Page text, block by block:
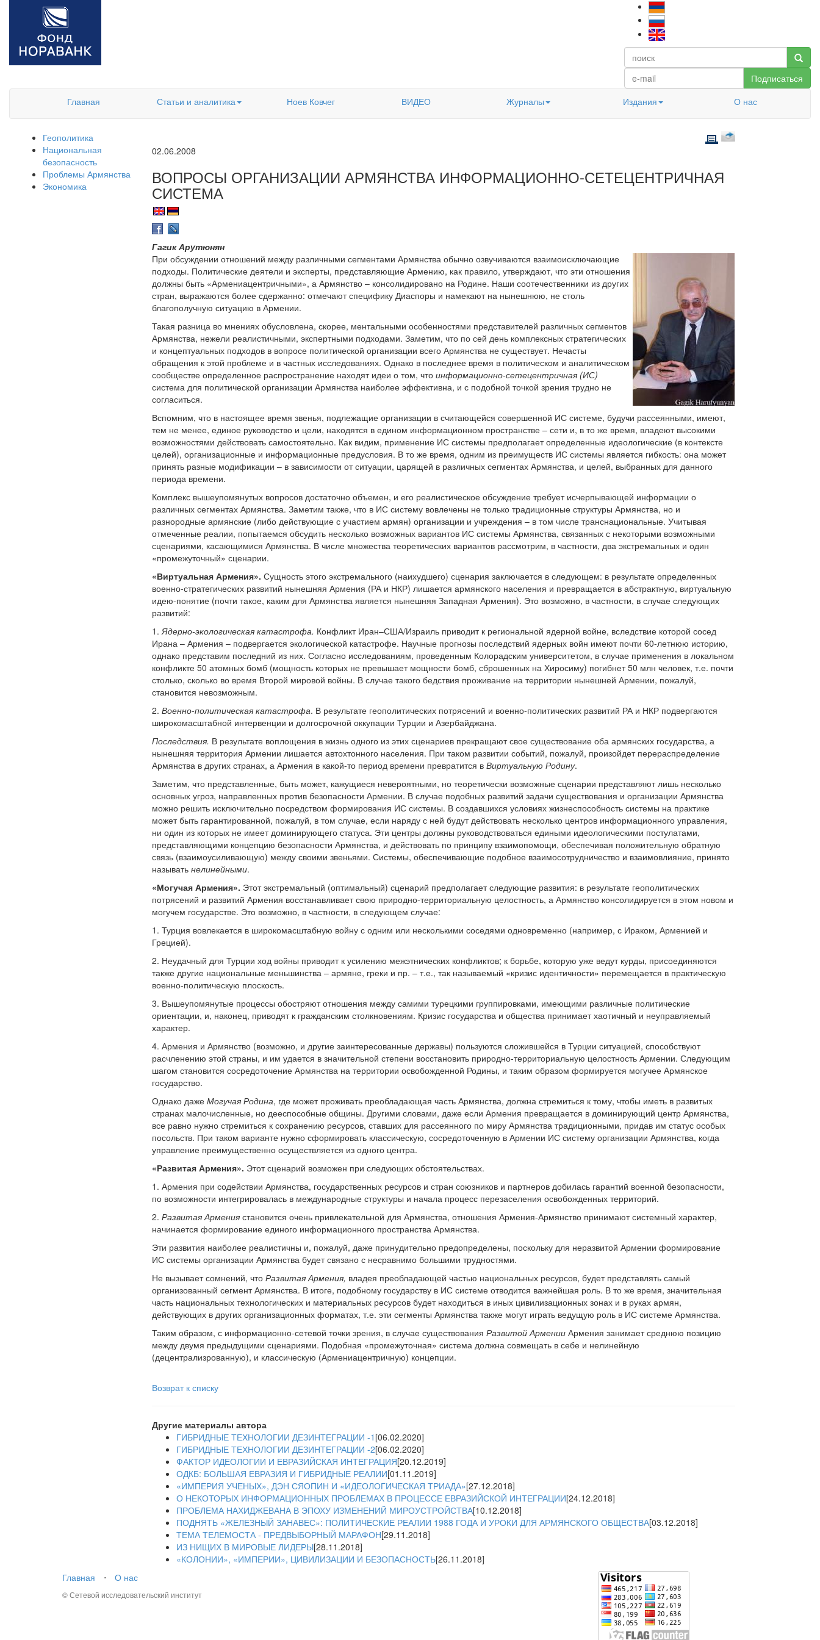
Подписаться
Главная
Статьи и аналитика Ноев Ковчег ВИДЕО Журналы Издания О нас
Геополитика
Национальная
безопасность
Проблемы Армянства
Экономика
02.06.2008
ВОПРОСЫ ОРГАНИЗАЦИИ АРМЯНСТВА ИНФОРМАЦИОННО-СЕТЕЦЕНТРИЧНАЯ
СИСТЕМА
Гагик Арутюнян
При обсуждении отношений между различными сегментами Армянства обычно озвучиваются взаимоисключающие
подходы. Политические деятели и эксперты, представляющие Армению, как правило, утверждают, что эти отношения
должны быть «Армениацентричными», а Армянство – консолидировано на Родине. Наши соотечественники из других
стран, выражаются более сдержанно: отмечают специфику Диаспоры и намекают на нынешнюю, не столь
благополучную ситуацию в Армении.
Такая разница во мнениях обусловлена, скорее, ментальными особенностями представителей различных сегментов
Армянства, нежели реалистичными, экспертными подходами. Заметим, что по сей день комплексных стратегических
и концептуальных подходов в вопросе политической организации всего Армянства не существует. Нечасты
обращения к этой проблеме и в частных исследованиях. Однако в последнее время в политическом и аналитическом
сообществе определенное распространение находят идеи о том, что информационно-сетецентричная (ИС)
система для политической организации Армянства наиболее эффективна, и с подобной точкой зрения трудно не
согласиться.
Вспомним, что в настоящее время звенья, подлежащие организации в считающейся совершенной ИС системе, будучи рассеянными, имеют,
тем не менее, единое руководство и цели, находятся в едином информационном пространстве – сети и, в то же время, владеют высокими
возможностями действовать самостоятельно. Как видим, применение ИС системы предполагает определенные идеологические (в контексте
целей), организационные и информационные предусловия. В то же время, одним из преимуществ ИС системы является гибкость: она может
принять разные модификации – в зависимости от ситуации, царящей в различных сегментах Армянства, и целей, выбранных для данного
периода времени.
Комплекс вышеупомянутых вопросов достаточно объемен, и его реалистическое обсуждение требует исчерпывающей информации о
различных сегментах Армянства. Заметим также, что в ИС систему вовлечены не только традиционные структуры Армянства, но и
разнородные армянские (либо действующие с участием армян) организации и учреждения – в том числе транснациональные. Учитывая
отмеченные реалии, попытаемся обсудить несколько возможных вариантов ИС системы Армянства, связанных с некоторыми возможными
сценариями, касающимися Армянства. В числе множества теоретических вариантов рассмотрим, в частности, два экстремальных и один
«промежуточный» сценарии.
«Виртуальная Армения». Сущность этого экстремального (наихудшего) сценария заключается в следующем: в результате определенных
военно-стратегических развитий нынешняя Армения (РА и НКР) лишается армянского населения и превращается в абстрактную, виртуальную
идею-понятие (почти такое, каким для Армянства является нынешняя Западная Армения). Это возможно, в частности, в случае следующих
развитий:
1.Ядерно-экологическая катастрофа. Конфликт Иран–США/Израиль приводит к региональной ядерной войне, вследствие которой сосед
Ирана – Армения – подвергается экологической катастрофе. Научные прогнозы последствий ядерных войн имеют почти 60-летнюю историю,
однако представим последний из них. Согласно исследованиям, проведенным Колорадским университетом, в случае применения в локальном
конфликте 50 атомных бомб (мощность которых не превышает мощности бомб, сброшенных на Хиросиму) погибнет 50 млн человек, т.е. почти
столько, сколько во время Второй мировой войны. В случае такого бедствия проживание на территории нынешней Армении, пожалуй,
становится невозможным.
2. Военно-политическая катастрофа. В результате геополитических потрясений и военно-политических развитий РА и НКР подвергаются
широкомасштабной интервенции и долгосрочной оккупации Турции и Азербайджана.
Последствия. В результате воплощения в жизнь одного из этих сценариев прекращают свое существование оба армянских государства, а
нынешняя территория Армении лишается автохтонного населения. При таком развитии событий, пожалуй, произойдет перераспределение
Армянства в других странах, а Армения в какой-то период времени превратится в Виртуальную Родину.
Заметим, что представленные, быть может, кажущиеся невероятными, но теоретически возможные сценарии представляют лишь несколько
основных угроз, направленных против безопасности Армении. В случае подобных развитий задачи существования и организации Армянства
можно решить исключительно посредством формирования ИС системы. В создавшихся условиях жизнеспособность системы на практике
может быть гарантированной, пожалуй, в том случае, если наряду с ней будут действовать несколько центров информационного управления,
ни один из которых не имеет доминирующего статуса. Эти центры должны руководствоваться едиными идеологическими постулатами,
представляющими концепцию безопасности Армянства, и действовать по принципу взаимопомощи, обеспечивая положительную обратную
связь (взаимоусиливающую) между своими звеньями. Системы, обеспечивающие подобное взаимосотрудничество и взаимовлияние, принято
называть нелинейными.
«Могучая Армения». Этот экстремальный (оптимальный) сценарий предполагает следующие развития: в результате геополитических
потрясений и развитий Армения восстанавливает свою природно-территориальную целостность, а Армянство консолидируется в этом новом и
могучем государстве. Это возможно, в частности, в следующем случае:
1. Турция вовлекается в широкомасштабную войну с одним или несколькими соседями одновременно (например, с Ираком, Арменией и
Грецией).
2. Неудачный для Турции ход войны приводит к усилению межэтнических конфликтов; к борьбе, которую уже ведут курды, присоединяются
также другие национальные меньшинства – армяне, греки и пр. – т.е., так называемый «кризис идентичности» перемещается в практическую
военно-политическую плоскость.
3. Вышеупомянутые процессы обостряют отношения между самими турецкими группировками, имеющими различные политические
ориентации, и, наконец, приводят к гражданским столкновениям. Кризис государства и общества принимает хаотичный и неуправляемый
характер.
4. Армения и Армянство (возможно, и другие заинтересованные державы) пользуются сложившейся в Турции ситуацией, способствуют
расчленению этой страны, и им удается в значительной степени восстановить природно-территориальную целостность Армении. Следующим
шагом становится сосредоточение Армянства на территории освобожденной Родины, и таким образом формируется могучее Армянское
государство.
Однако даже Могучая Родина, где может проживать преобладающая часть Армянства, должна стремиться к тому, чтобы иметь в развитых
странах малочисленные, но дееспособные общины. Другими словами, даже если Армения превращается в доминирующий центр Армянства,
все равно нужно стремиться к сохранению ресурсов, ставших для рассеянного по миру Армянства традиционными, придав им статус особых
посольств. При таком варианте нужно сформировать классическую, сосредоточенную в Армении ИС систему организации Армянства, когда
управление преимущественно осуществляется из одного центра.
«Развитая Армения». Этот сценарий возможен при следующих обстоятельствах.
1. Армения при содействии Армянства, государственных ресурсов и стран союзников и партнеров добилась гарантий военной безопасности,
по возможности интегрировалась в международные структуры и начала процесс перезаселения освобожденных территорий.
2. Развитая Армения становится очень привлекательной для Армянства, отношения Армения-Армянство принимают системный характер,
начинается формирование единого информационного пространства Армянства.
Эти развития наиболее реалистичны и, пожалуй, даже принудительно предопределены, поскольку для неразвитой Армении формирование
ИС системы организации Армянства будет связано с несравнимо большими трудностями.
Не вызывает сомнений, что Развитая Армения, владея преобладающей частью национальных ресурсов, будет представлять самый
организованный сегмент Армянства. В итоге, подобному государству в ИС системе отводится важнейшая роль. В то же время, значительная
часть национальных технологических и материальных ресурсов будет находиться в иных цивилизационных зонах и в руках армян,
действующих в других организационных форматах, т.е. эти сегменты Армянства также могут играть ведущую роль в ИС системе Армянства.
Таким образом, с информационно-сетевой точки зрения, в случае существования Развитой Армении Армения занимает среднюю позицию
между двумя предыдущими сценариями. Подобная «промежуточная» система должна совмещать в себе и нелинейную
(децентрализрованную), и классическую (Армениацентричную) концепции.
Возврат к списку
Другие материалы автора
ГИБРИДНЫЕ ТЕХНОЛОГИИ ДЕЗИНТЕГРАЦИИ -1 [06.02.2020]
ГИБРИДНЫЕ ТЕХНОЛОГИИ ДЕЗИНТЕГРАЦИИ -2[06.02.2020]
ФАКТОР ИДЕОЛОГИИ И ЕВРАЗИЙСКАЯ ИНТЕГРАЦИЯ[20.12.2019]
ОДКБ: БОЛЬШАЯ ЕВРАЗИЯ И ГИБРИДНЫЕ РЕАЛИИ[01.11.2019]
«ИМПЕРИЯ УЧЕНЫХ», ДЭН СЯОПИН И «ИДЕОЛОГИЧЕСКАЯ ТРИАДА»[27.12.2018]
О НЕКОТОРЫХ ИНФОРМАЦИОННЫХ ПРОБЛЕМАХ В ПРОЦЕССЕ ЕВРАЗИЙСКОЙ ИНТЕГРАЦИИ[24.12.2018]
ПРОБЛЕМА НАХИДЖЕВАНА В ЭПОХУ ИЗМЕНЕНИЙ МИРОУСТРОЙСТВА[10.12.2018]
ПОДНЯТЬ «ЖЕЛЕЗНЫЙ ЗАНАВЕС»: ПОЛИТИЧЕСКИЕ РЕАЛИИ 1988 ГОДА И УРОКИ ДЛЯ АРМЯНСКОГО ОБЩЕСТВА[03.12.2018]
ТЕМА ТЕЛЕМОСТА - ПРЕДВЫБОРНЫЙ МАРАФОН[29.11.2018]
ИЗ НИЩИХ В МИРОВЫЕ ЛИДЕРЫ[28.11.2018]
«КОЛОНИИ», «ИМПЕРИИ», ЦИВИЛИЗАЦИИ И БЕЗОПАСНОСТЬ[26.11.2018]
Главная
⋅ О нас
© Сетевой исследовательский институт